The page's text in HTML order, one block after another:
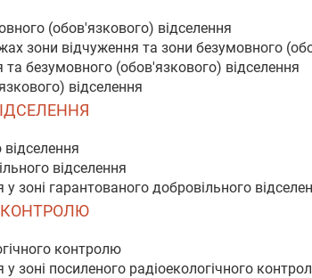
(обов'язкового) відселення
зони відчуження та зони безумовного
безумовного (обов'язкового) відселення
відселення
відселення
гарантованого добровільного
КОНТРОЛЮ
контролю
зоні посиленого радіоекологічного